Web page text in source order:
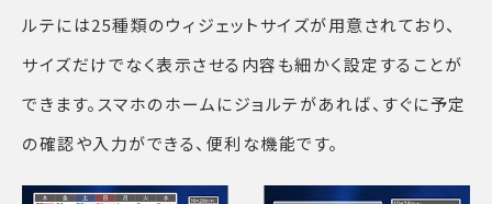
ルテには25種類のウィジェットサイズが用意されており、
サイズだけでなく表示させる内容も細かく設定することが
できます。スマホのホームにジョルテがあれば、すぐに予定
の確認や入力ができる、便利な機能です。